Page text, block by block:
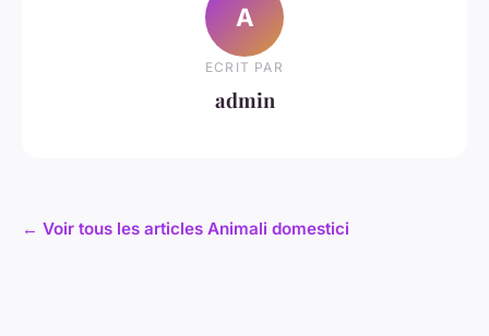
A
ECRIT PAR
admin
← Voir tous les articles Animali domestici